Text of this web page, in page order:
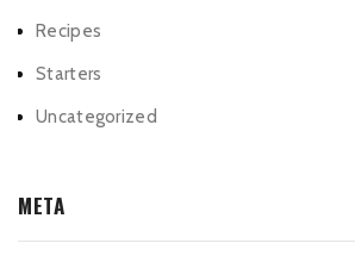
Recipes
Starters
Uncategorized
META